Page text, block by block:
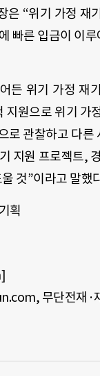
“위기 가정 재
빠른 입금이 이
든 위기 가정 재
원으로 위기 가
로 관찰하고 다른
지원 프로젝트,
것”이라고 말했
획
무단전재·